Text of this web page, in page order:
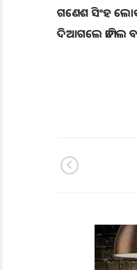
ଗଣେଶ ସିଂହ
ଦିଆଗଲେ ତାମିଲ